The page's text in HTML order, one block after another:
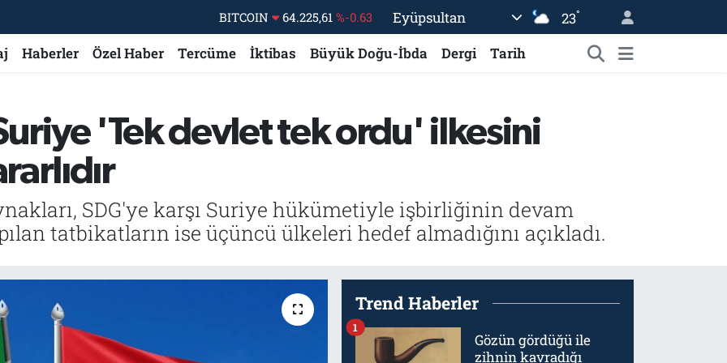
47,7143
EURO
55,0317 %-0.02
GRAM ALTIN
6510.40
BİST100
13.799 %70
Eyüpsultan 23°
Haberler Özel Haber Tercüme İktibas Büyük Doğu-İbda Dergi Tarih
'Tek devlet tek ordu' ilkesini
SDG'ye karşı Suriye hükümetiyle işbirliğinin devam
tatbikatların ise üçüncü ülkeleri hedef almadığını açıkladı.
Trend Haberler
Gözün gördüğü ile
zihnin kavradığı
1